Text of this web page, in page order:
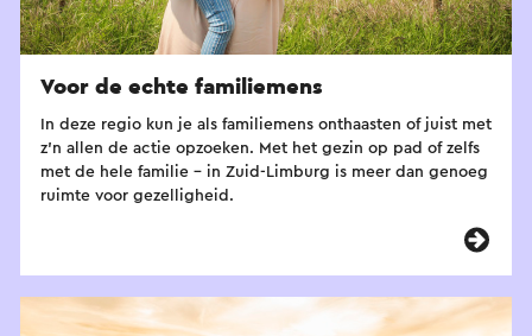
Voor de echte familiemens
In deze regio kun je als familiemens onthaasten of juist met
z'n allen de actie opzoeken. Met het gezin op pad of zelfs
met de hele familie – in Zuid-Limburg is meer dan genoeg
ruimte voor gezelligheid.